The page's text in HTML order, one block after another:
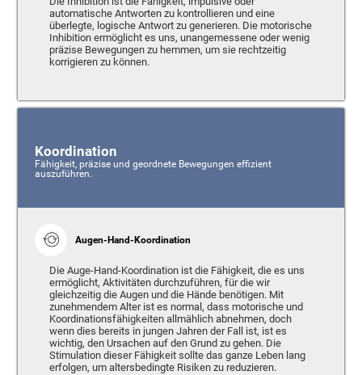
automatische Antworten zu kontrollieren und eine
überlegte, logische Antwort zu generieren. Die motorische
Inhibition ermöglicht es uns, unangemessene oder wenig
präzise Bewegungen zu hemmen, um sie rechtzeitig
korrigieren zu können.
Koordination
Fähigkeit, präzise und geordnete Bewegungen effizient
auszuführen.
Augen-Hand-Koordination
Die Auge-Hand-Koordination ist die Fähigkeit, die es uns
ermöglicht, Aktivitäten durchzuführen, für die wir
gleichzeitig die Augen und die Hände benötigen. Mit
zunehmendem Alter ist es normal, dass motorische und
Koordinationsfähigkeiten allmählich abnehmen, doch
wenn dies bereits in jungen Jahren der Fall ist, ist es
wichtig, den Ursachen auf den Grund zu gehen. Die
Stimulation dieser Fähigkeit sollte das ganze Leben lang
erfolgen, um altersbedingte Risiken zu reduzieren.